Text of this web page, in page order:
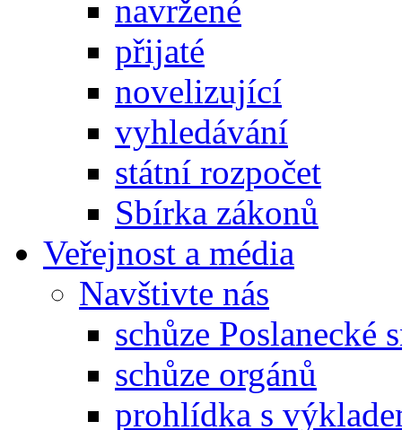
navržené
přijaté
novelizující
vyhledávání
státní rozpočet
Sbírka zákonů
Veřejnost a média
Navštivte nás
schůze Poslanecké
schůze orgánů
prohlídka s